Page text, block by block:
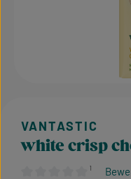
¹
white crisp